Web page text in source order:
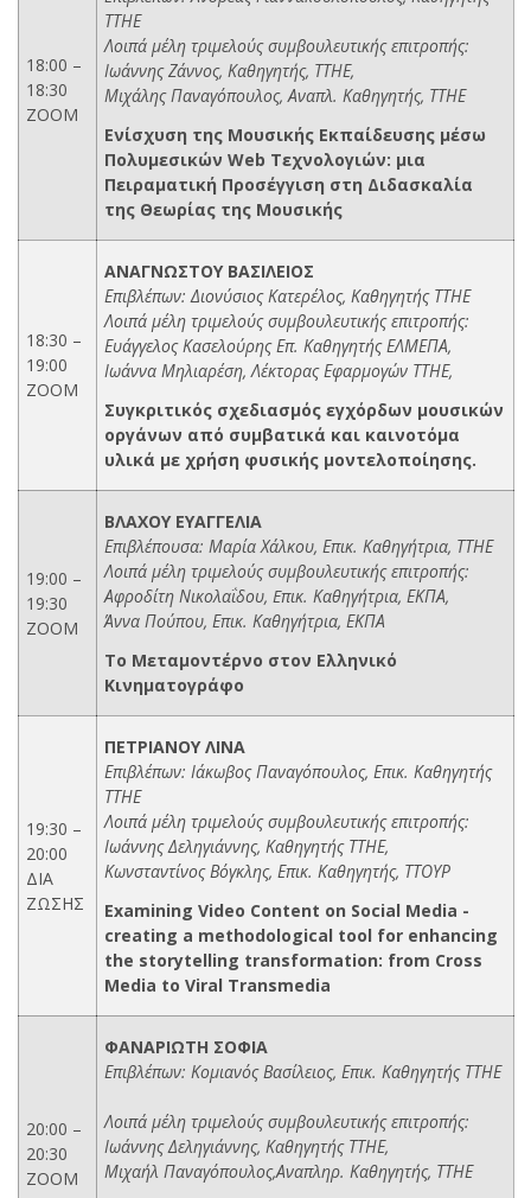
18:00 –
18:30
ZOOM
ΤΤΗΕ
Λοιπά μέλη τριμελούς συμβουλευτικής επιτροπής:
Ιωάννης Ζάννος, Καθηγητής, ΤΤΗΕ,
Μιχάλης Παναγόπουλος, Αναπλ. Καθηγητής, ΤΤΗΕ
Ενίσχυση της Μουσικής Εκπαίδευσης μέσω
Πολυμεσικών Web Τεχνολογιών: μια
Πειραματική Προσέγγιση στη Διδασκαλία
της Θεωρίας της Μουσικής
18:30 –
19:00
ZOOM
ΑΝΑΓΝΩΣΤΟΥ ΒΑΣΙΛΕΙΟΣ
Επιβλέπων: Διονύσιος Κατερέλος, Καθηγητής ΤΤΗΕ
Λοιπά μέλη τριμελούς συμβουλευτικής επιτροπής:
Ευάγγελος Κασελούρης Επ. Καθηγητής ΕΛΜΕΠΑ,
Ιωάννα Μηλιαρέση, Λέκτορας Εφαρμογών ΤΤΗΕ,
Συγκριτικός σχεδιασμός εγχόρδων μουσικών
οργάνων από συμβατικά και καινοτόμα
υλικά με χρήση φυσικής μοντελοποίησης.
19:00 –
19:30
ZOOM
ΒΛΑΧΟΥ ΕΥΑΓΓΕΛΙΑ
Επιβλέπουσα: Μαρία Χάλκου, Επικ. Καθηγήτρια, ΤΤΗΕ
Λοιπά μέλη τριμελούς συμβουλευτικής επιτροπής:
Αφροδίτη Νικολαΐδου, Eπικ. Καθηγήτρια, ΕΚΠΑ,
Άννα Πούπου, Επικ. Καθηγήτρια, ΕΚΠΑ
Το Μεταμοντέρνο στον Ελληνικό
Κινηματογράφο
19:30 –
20:00
ΔΙΑ
ΖΩΣΗΣ
ΠΕΤΡΙΑΝΟΥ ΛΙΝΑ
Επιβλέπων: Ιάκωβος Παναγόπουλος, Επικ. Καθηγητής
ΤΤΗΕ
Λοιπά μέλη τριμελούς συμβουλευτικής επιτροπής:
Ιωάννης Δεληγιάννης, Καθηγητής ΤΤΗΕ,
Κωνσταντίνος Βόγκλης, Επικ. Καθηγητής, ΤΤΟΥΡ
Examining Video Content on Social Media -
creating a methodological tool for enhancing
the storytelling transformation: from Cross
Media to Viral Transmedia
20:00 –
20:30
ZOOM
ΦΑΝΑΡΙΩΤΗ ΣΟΦΙΑ
Επιβλέπων: Κομιανός Βασίλειος, Επικ. Καθηγητής ΤΤΗΕ
Λοιπά μέλη τριμελούς συμβουλευτικής επιτροπής:
Ιωάννης Δεληγιάννης, Καθηγητής ΤΤΗΕ,
Μιχαήλ Παναγόπουλος,Αναπληρ. Καθηγητής, ΤΤΗΕ